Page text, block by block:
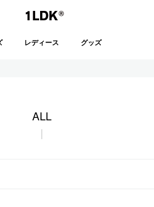
レディース
グッズ
ALL